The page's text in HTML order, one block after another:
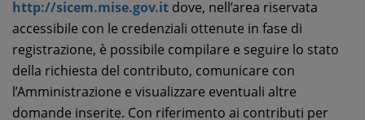
http://sicem.mise.gov.it dove, nell’area riservata
accessibile con le credenziali ottenute in fase di
registrazione, è possibile compilare e seguire lo stato
della richiesta del contributo, comunicare con
l’Amministrazione e visualizzare eventuali altre
domande inserite. Con riferimento ai contributi per